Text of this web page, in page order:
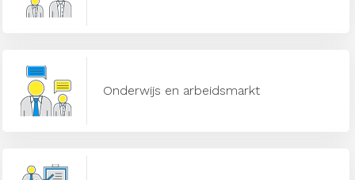
Onderwijs en arbeidsmarkt